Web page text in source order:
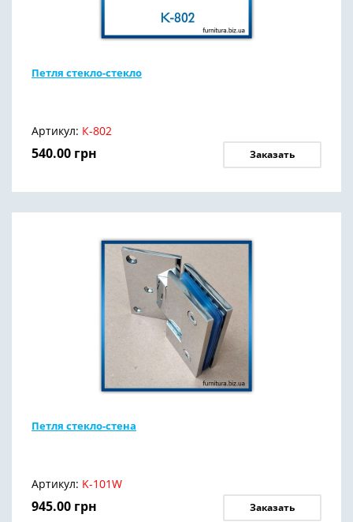
Петля стекло-стекло
Артикул: К-802
540.00 грн Заказать
Петля стекло-стена
Артикул: K-101W
945.00 грн Заказать